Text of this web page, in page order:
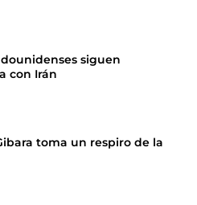
siguen
con Irán
toma un respiro de la